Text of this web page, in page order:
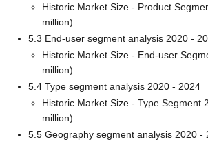
Historic Market Size - Product
million)
5.3 End-user segment analysis 2020 -
Historic Market Size - End-user
million)
5.4 Type segment analysis 2020 - 2024
Historic Market Size - Type Segment
million)
5.5 Geography segment analysis 2020 -